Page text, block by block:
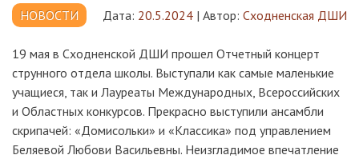
НОВОСТИ Дата: 20.5.2024 | Автор: Сходненская ДШИ
19 мая в Сходненской ДШИ прошел Отчетный концерт
струнного отдела школы. Выступали как самые маленькие
учащиеся, так и Лауреаты Международных, Всероссийских
и Областных конкурсов. Прекрасно выступили ансамбли
скрипачей: «Домисольки» и «Классика» под управлением
Беляевой Любови Васильевны. Неизгладимое впечатление